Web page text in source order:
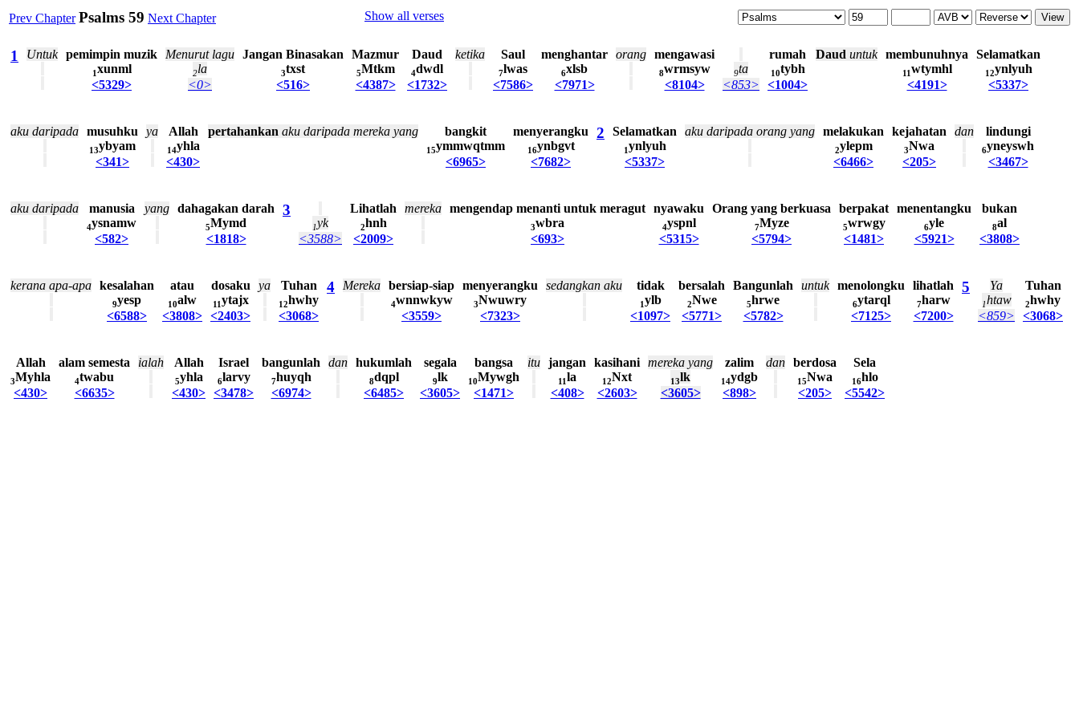
Prev Chapter Psalms 59 Next Chapter Show all verses
1 Untuk pemimpin muzik
1xunml
<5329>
Menurut lagu
2la
<0>
Jangan Binasakan
3txst
<516>
Mazmur
5Mtkm
<4387>
Daud
4dwdl
<1732>
ketika Saul
7lwas
<7586>
menghantar
6xlsb
<7971>
orang mengawasi
8wrmsyw
<8104>
9ta
<853>
rumah
10tybh
<1004>
Daud untuk membunuhnya
11wtymhl
<4191>
Selamatkan
12ynlyuh
<5337>
aku daripada musuhku
13ybyam
<341>
ya Allah
14yhla
<430>
pertahankan aku daripada mereka yang bangkit
15ymmwqtmm
<6965>
menyerangku
16ynbgvt
<7682>
2 Selamatkan
1ynlyuh
<5337>
aku daripada orang yang melakukan
2ylepm
<6466>
kejahatan
3Nwa
<205>
dan lindungi
6yneyswh
<3467>
aku daripada manusia
4ysnamw
<582>
yang dahagakan darah
5Mymd
<1818>
3
1yk
<3588>
Lihatlah
2hnh
<2009>
mereka mengendap menanti untuk meragut
3wbra
<693>
nyawaku
4yspnl
<5315>
Orang yang berkuasa
7Myze
<5794>
berpakat
5wrwgy
<1481>
menentangku
6yle
<5921>
bukan
8al
<3808>
kerana apa-apa kesalahan
9yesp
<6588>
atau
10alw
<3808>
dosaku
11ytajx
<2403>
ya Tuhan
12hwhy
<3068>
4 Mereka bersiap-siap
4wnnwkyw
<3559>
menyerangku
3Nwuwry
<7323>
sedangkan aku tidak
1ylb
<1097>
bersalah
2Nwe
<5771>
Bangunlah
5hrwe
<5782>
untuk menolongku
6ytarql
<7125>
lihatlah
7harw
<7200>
5 Ya
1htaw
<859>
Tuhan
2hwhy
<3068>
Allah
3Myhla
<430>
alam semesta
4twabu
<6635>
ialah Allah
5yhla
<430>
Israel
6larvy
<3478>
bangunlah
7huyqh
<6974>
dan hukumlah
8dqpl
<6485>
segala
9lk
<3605>
bangsa
10Mywgh
<1471>
itu jangan
11la
<408>
kasihani
12Nxt
<2603>
mereka yang
13lk
<3605>
zalim
14ydgb
<898>
dan berdosa
15Nwa
<205>
Sela
16hlo
<5542>